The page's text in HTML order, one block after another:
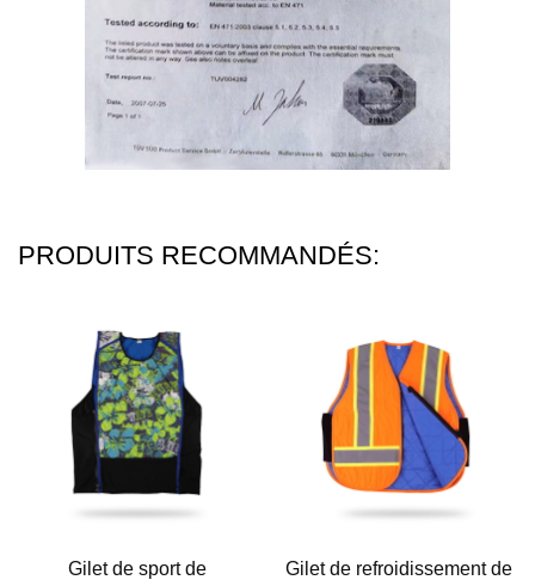
PRODUITS RECOMMANDÉS:
Gilet de sport de
Gilet de refroidissement de